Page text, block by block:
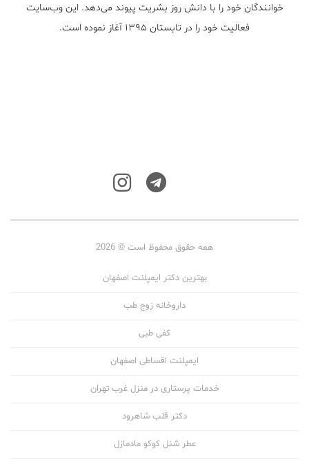
خوانندگان خود را با دانش روز بشریت پیوند می‌دهد. این وب‌سایت
فعالیت خود را در تابستان ۱۳۹۵ آغاز نموده است.
همه حقوق محفوظ است © 2026
بهترین دکتر ایمپلنت اصفهان
داروخانه زوج طب
کفی طبی
ایمپلنت اقساطی اصفهان
خدمات پرستاری در منزل غرب تهران
دکتر قلب شاهرود
عطر شنل کوکو مادمازل